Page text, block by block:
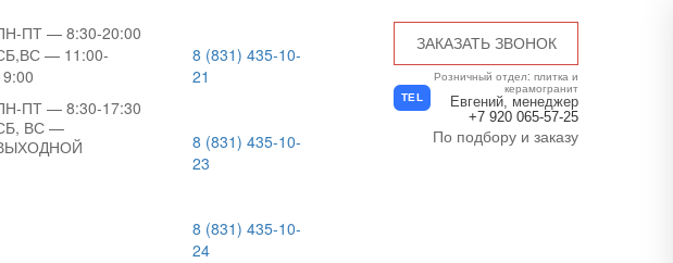
ПТ — 8:30-20:00
— 11:00-
ПТ — 8:30-17:30
ВС—
8 (831) 435-10-
21
8 (831) 435-10-
23
8 (831) 435-10-
24
ЗАКАЗАТЬ ЗВОНОК
TEL
Розничный отдел: плитка и
керамогранит
Евгений, менеджер
+7 920 065-57-25
По подбору и заказу